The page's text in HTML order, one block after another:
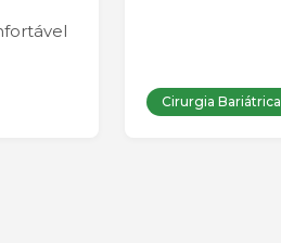
Cirurgia Bariátrica